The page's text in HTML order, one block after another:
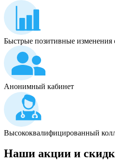
Быстрые позитивные изменения
Анонимный кабинет
Высококвалифицированный
Наши акции и